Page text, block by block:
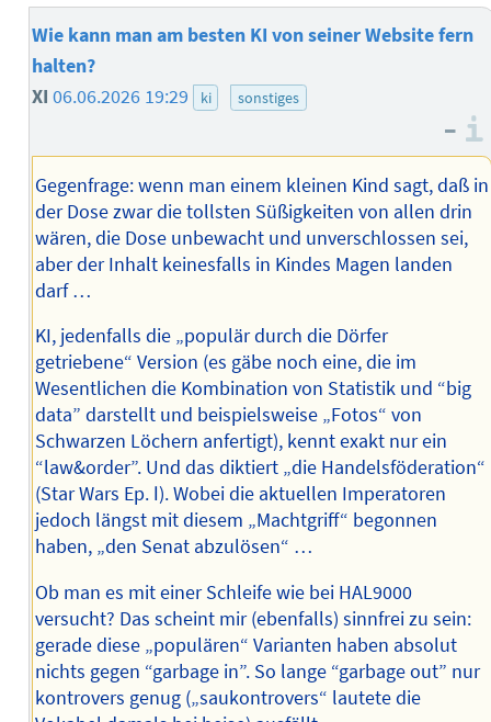
Wie kann man am besten KI von seiner Website fern
halten?
XI06.06.2026 19:29 ki sonstiges
–
Gegenfrage: wenn man einem kleinen Kind sagt, daß in
der Dose zwar die tollsten Süßigkeiten von allen drin
wären, die Dose unbewacht und unverschlossen sei,
aber der Inhalt keinesfalls in Kindes Magen landen
darf …
KI, jedenfalls die „populär durch die Dörfer
getriebene“ Version (es gäbe noch eine, die im
Wesentlichen die Kombination von Statistik und “big
data” darstellt und beispielsweise „Fotos“ von
Schwarzen Löchern anfertigt), kennt exakt nur ein
“law&order”. Und das diktiert „die Handelsföderation“
(Star Wars Ep. Ⅰ). Wobei die aktuellen Imperatoren
jedoch längst mit diesem „Machtgriff“ begonnen
haben, „den Senat abzulösen“ …
Ob man es mit einer Schleife wie bei HAL9000
versucht? Das scheint mir (ebenfalls) sinnfrei zu sein:
gerade diese „populären“ Varianten haben absolut
nichts gegen “garbage in”. So lange “garbage out” nur
kontrovers genug („saukontrovers“ lautete die